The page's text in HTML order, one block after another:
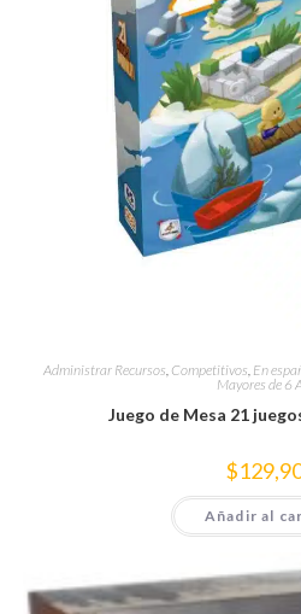
Administrar Recursos, Competitivos, En
Mayores de 6
Juego de Mesa 21
$
Añadir al